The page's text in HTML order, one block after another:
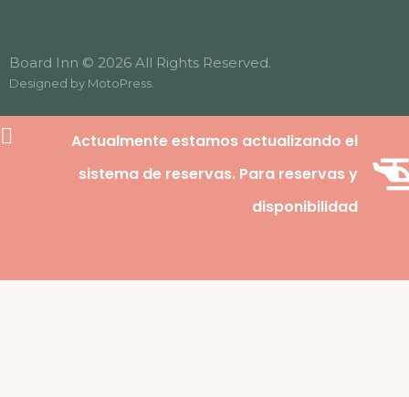
Board Inn © 2026 All Rights Reserved.
Designed by MotoPress
Actualmente estamos actualizando el
sistema de reservas. Para reservas y
disponibilidad